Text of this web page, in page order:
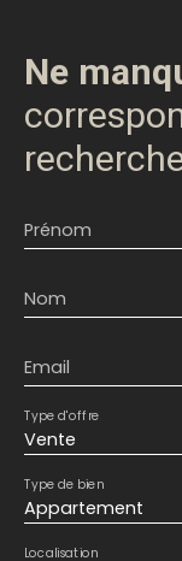
Ne
Prénom
Nom
Email
Vente
Type d'offre
Appartement
Type de bien
Localisation